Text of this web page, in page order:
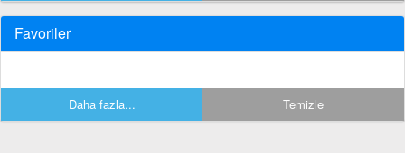
Favoriler
Daha fazla... Temizle